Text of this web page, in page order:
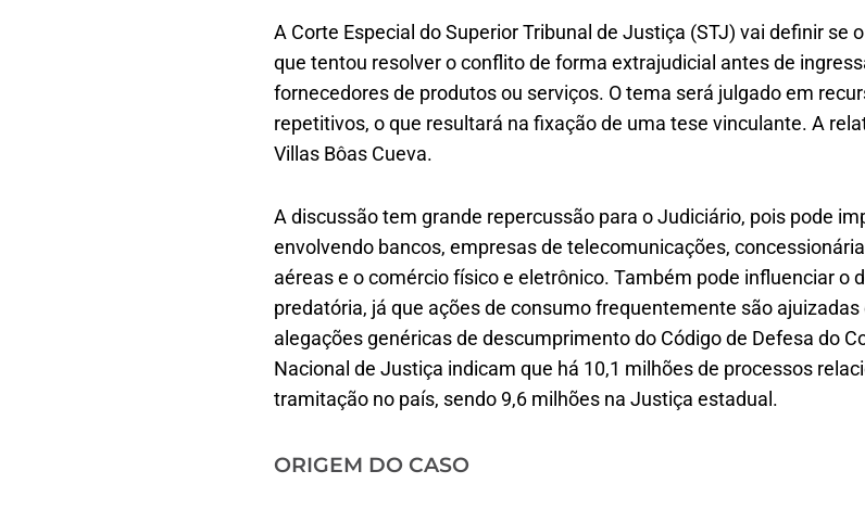
A Corte Especial do Superior Tribunal de Justiça (STJ) vai definir se
que tentou resolver o conflito de forma extrajudicial antes de
fornecedores de produtos ou serviços. O tema será julgado em
repetitivos, o que resultará na fixação de uma tese vinculante. A
Villas Bôas Cueva.
A discussão tem grande repercussão para o Judiciário, pois pode
envolvendo bancos, empresas de telecomunicações,
aéreas e o comércio físico e eletrônico. Também pode influenciar o
predatória, já que ações de consumo frequentemente são
alegações genéricas de descumprimento do Código de Defesa do
Nacional de Justiça indicam que há 10,1 milhões de processos
tramitação no país, sendo 9,6 milhões na Justiça estadual.
ORIGEM DO CASO